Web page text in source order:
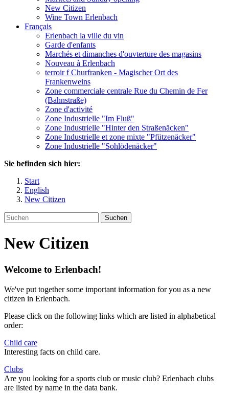
New Citizen
Wine Town Erlenbach
Français
Erlenbach la ville du vin
Garde d'enfants
Marchés et dimanches d'ouvterture des magasins
Nouveau à Erlenbach
terroir f Churfranken - Magischer Ort des
Frankenweins
Zone commerciale centrale Rue du Chemin de Fer
(Bahnstraße)
Zone d'activité
Zone Industrielle "Im Fluß"
Zone Industrielle "Hinter den Straßenäcken"
Zone Industrielle et zone mixte "Pfützenäcker"
Zone Industrielle "Sohlödenäcker"
Sie befinden sich hier:
Start
English
New Citizen
Suchen
New Citizen
Welcome to Erlenbach!
We've put together some important information for you as a new
citizen in Erlenbach.
Please click on the following links which are listed in alphabetical
order:
Child care
Interesting facts on child care.
Clubs
Are you looking for a sports club or music club? Erlenbach clubs
are listed by name in the data bank.